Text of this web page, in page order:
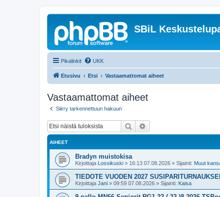
SBiL
Pikalinkit UKK
Etusivu Etsi Vastaamattomat aiheet
Vastaamattomat aiheet
Siirry tarkennettuun hakuun
Etsi
AIHEET
Bradyn muistokisa
Kirjoittaja Lossikuski » 16:13 07.08.2026 » Sijainti: Muut
TIEDOTE VUODEN 2027
Kirjoittaja Jani » 09:59 07.08.2026 » Sijainti: Kaisa